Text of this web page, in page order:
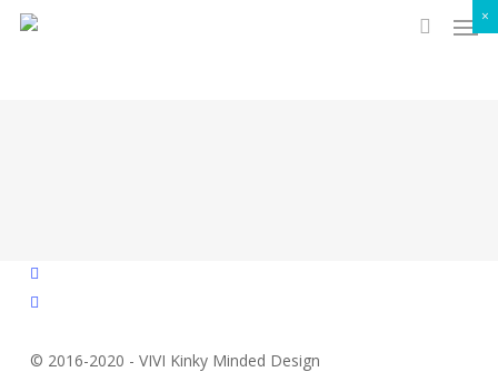
Skip
facebook
instagram
© 2016-2020 - VIVI Kinky Minded Design
×